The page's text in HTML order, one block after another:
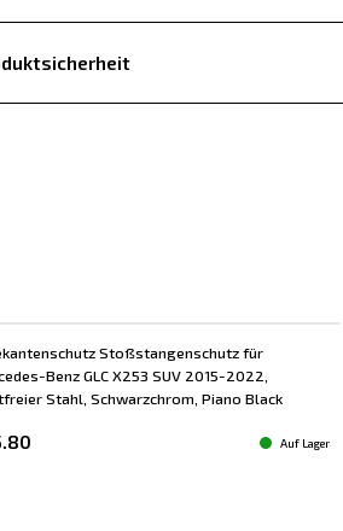
Stoßstangenschutz für
Benz GLC X253 SUV 2015-2022,
Stahl, Schwarzchrom, Piano Black
Auf Lager